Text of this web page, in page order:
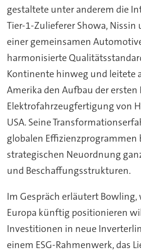
gestaltete unter anderem die
Tier-1-Zulieferer Showa, Nissin
einer gemeinsamen
harmonisierte
Kontinente hinweg und leitete
Amerika den Aufbau der ersten
Elektrofahrzeugfertigung von
USA. Seine
globalen Effizienzprogrammen
strategischen Neuordnung
und Beschaffungsstrukturen.
Im Gespräch erläutert Bowling,
Europa künftig positionieren
Investitionen in neue
einem ESG-Rahmenwerk, das